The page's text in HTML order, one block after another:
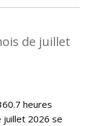
de juillet
heures
juillet 2026 se